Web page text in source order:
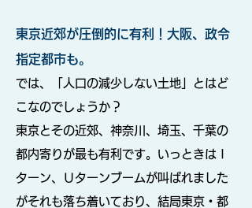
東京近郊が圧倒的に有利！大阪、政令
指定都市も。
では、「人口の減少しない土地」とはど
こなのでしょうか？
東京とその近郊、神奈川、埼玉、千葉の
都内寄りが最も有利です。いっときはＩ
ターン、Ｕターンブームが叫ばれました
がそれも落ち着いており、結局東京・都